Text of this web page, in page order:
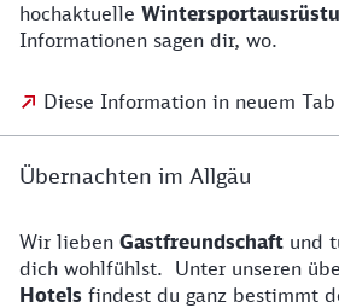
hochaktuelle
Informationen sagen dir, wo.
Diese Information in neuem
Übernachten im Allgäu
Wir lieben Gastfreundschaft und
dich wohlfühlst. Unter unseren
Hotels findest du ganz bestimmt